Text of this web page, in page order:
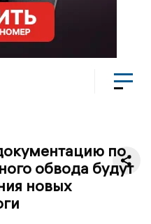
по
обвода будут
новых